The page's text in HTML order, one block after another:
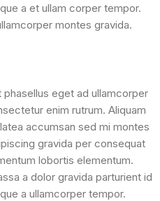
a et ullam corper tempor.
montes gravida.
eget ad ullamcorper
enim rutrum. Aliquam
accumsan sed mi montes
gravida per consequat
lobortis elementum.
a dolor gravida parturient id
a ullamcorper tempor.